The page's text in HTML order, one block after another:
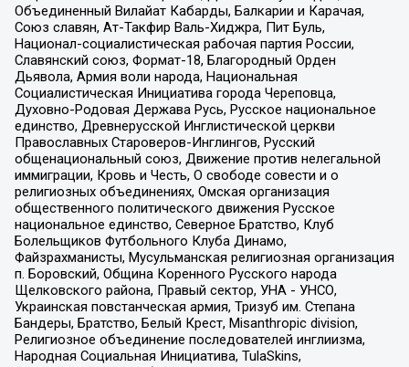
Объединенный Вилайат Кабарды, Балкарии и Карачая,
Союз славян, Ат-Такфир Валь-Хиджра, Пит Буль,
Национал-социалистическая рабочая партия России,
Славянский союз, Формат-18, Благородный Орден
Дьявола, Армия воли народа, Национальная
Социалистическая Инициатива города Череповца,
Духовно-Родовая Держава Русь, Русское национальное
единство, Древнерусской Инглистической церкви
Православных Староверов-Инглингов, Русский
общенациональный союз, Движение против нелегальной
иммиграции, Кровь и Честь, О свободе совести и о
религиозных объединениях, Омская организация
общественного политического движения Русское
национальное единство, Северное Братство, Клуб
Болельщиков Футбольного Клуба Динамо,
Файзрахманисты, Мусульманская религиозная организация
п. Боровский, Община Коренного Русского народа
Щелковского района, Правый сектор, УНА - УНСО,
Украинская повстанческая армия, Тризуб им. Степана
Бандеры, Братство, Белый Крест, Misanthropic division,
Религиозное объединение последователей инглиизма,
Народная Социальная Инициатива, TulaSkins,